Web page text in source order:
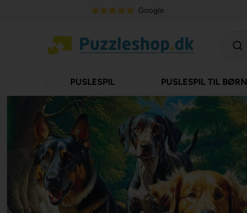
Google
PUSLESPIL PUSLESPIL TIL BØRN